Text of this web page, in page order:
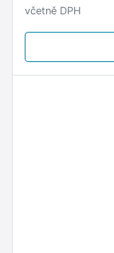
včetně DPH